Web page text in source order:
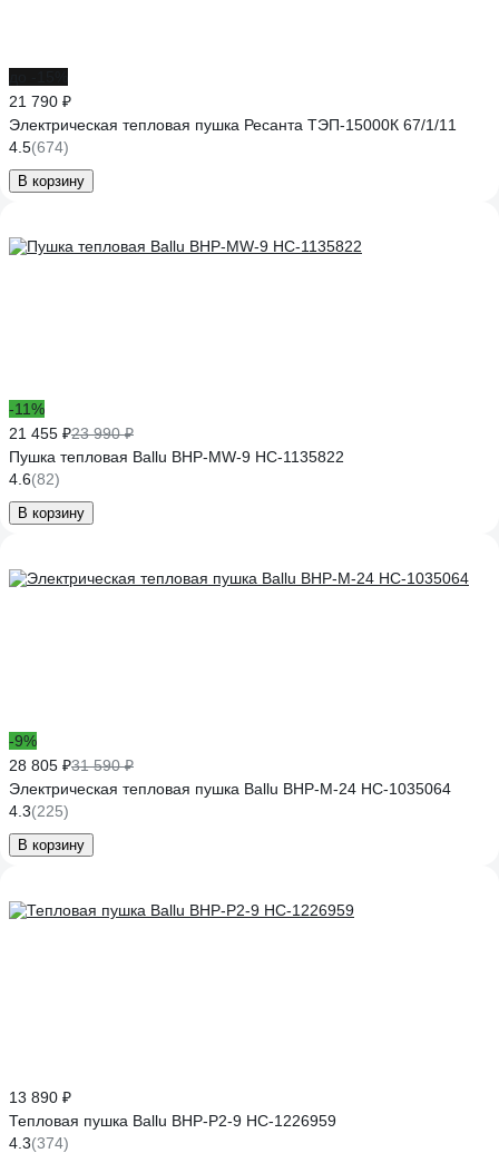
21 790 ₽
Электрическая тепловая пушка Ресанта ТЭП-15000К 67/1/11
4.5(674)
В корзину
-11%
21 455 ₽23 990 ₽
Пушка тепловая Ballu BHP-MW-9 НС-1135822
4.6(82)
В корзину
-9%
28 805 ₽31 590 ₽
Электрическая тепловая пушка Ballu BHP-M-24 НС-1035064
4.3(225)
В корзину
13 890 ₽
Тепловая пушка Ballu BHP-P2-9 НС-1226959
4.3(374)